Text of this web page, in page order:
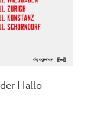
Hallo